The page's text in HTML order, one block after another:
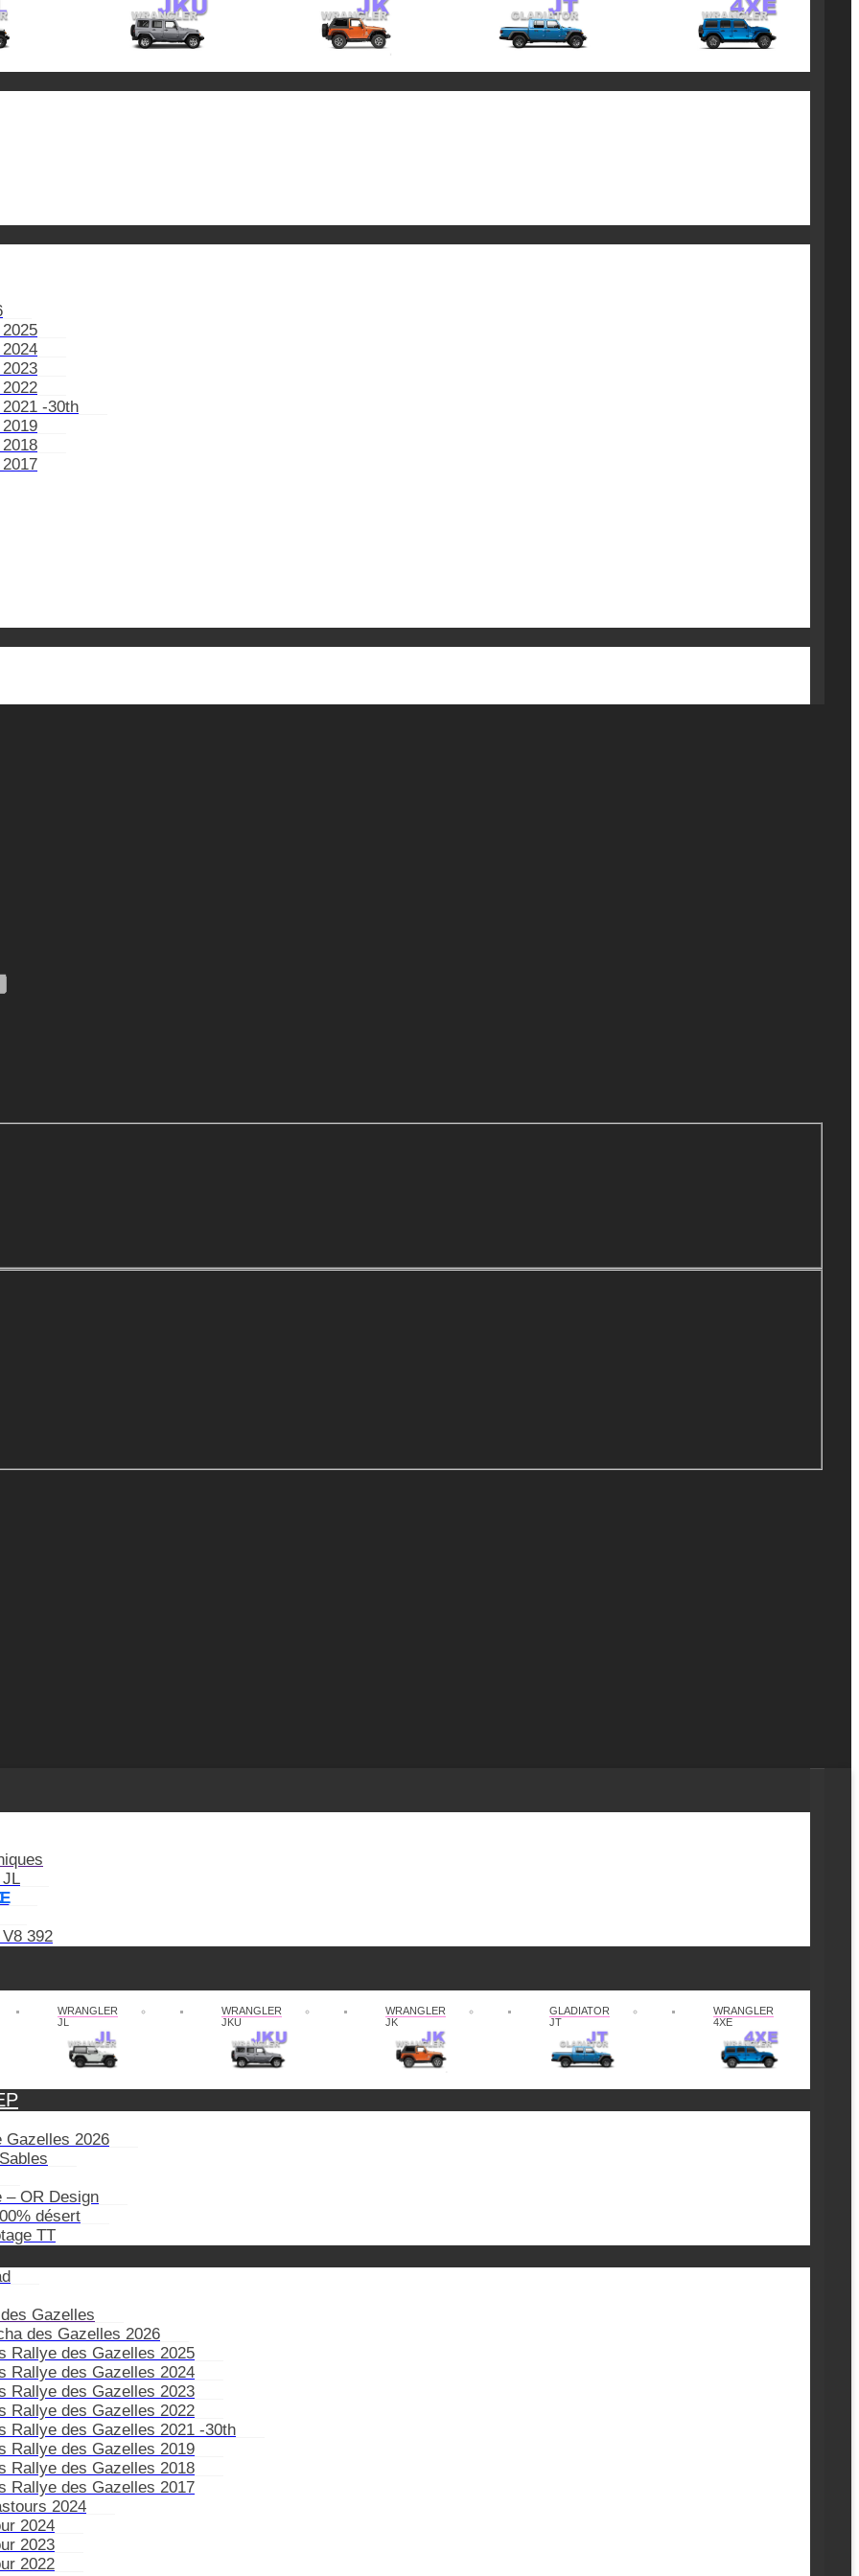
-30th
392
WRANGLER
JL
WRANGLER
JKU
WRANGLER
JK
GLADIATOR
JT
WRANGLER
4XE
Gazelles 2026
– OR Design
désert
TT
Gazelles
des Gazelles 2026
Rallye des Gazelles 2025
Rallye des Gazelles 2024
Rallye des Gazelles 2023
Rallye des Gazelles 2022
Rallye des Gazelles 2021 -30th
Rallye des Gazelles 2019
Rallye des Gazelles 2018
Rallye des Gazelles 2017
2024
2024
2023
2022